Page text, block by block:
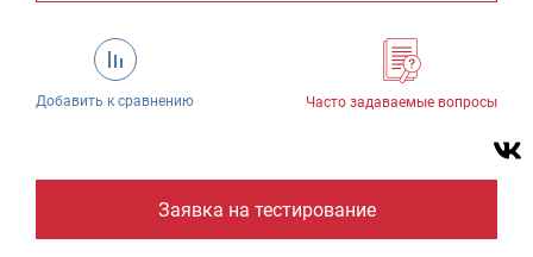
Добавить к сравнению Часто задаваемые вопросы
Заявка на тестирование